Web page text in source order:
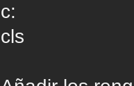
c:
cls